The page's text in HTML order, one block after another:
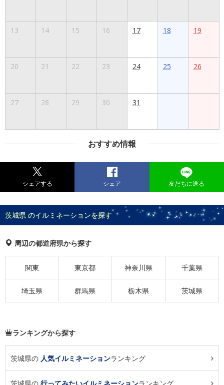
13 14 15 16 17 18 19
20 21 22 23 24 25 26
27 28 29 30 31
おすすめ情報
シェアする シェア 友だちに送る
茨城県 のイルミネーションを探す
周辺の都道府県から探す
関東 東京都 神奈川県 千葉県
埼玉県 群馬県 栃木県 茨城県
ランキングから探す
茨城県の 人気イルミネーションランキング